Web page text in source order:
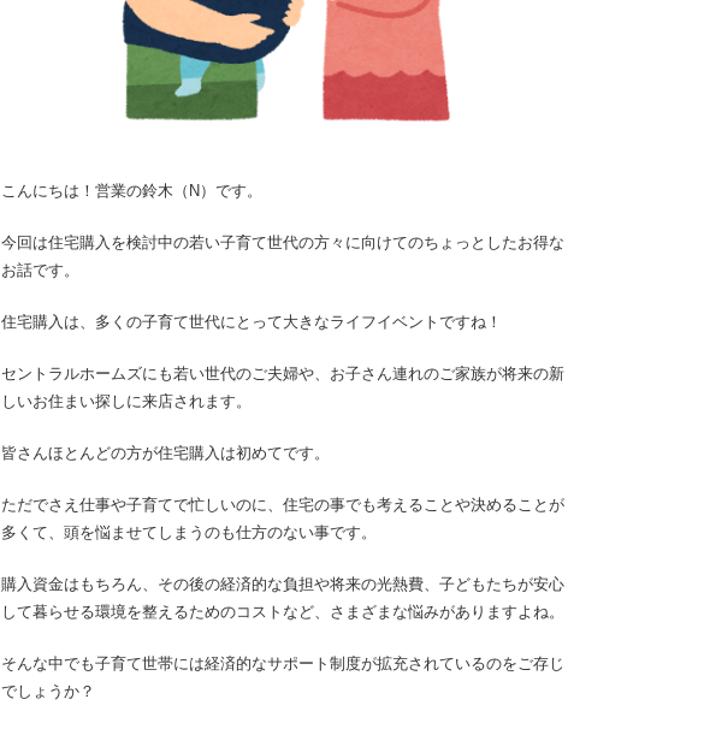
こんにちは！営業の鈴木（N）です。
今回は住宅購入を検討中の若い子育て世代の方々に向けてのちょっとしたお得な
お話です。
住宅購入は、多くの子育て世代にとって大きなライフイベントですね！
セントラルホームズにも若い世代のご夫婦や、お子さん連れのご家族が将来の新
しいお住まい探しに来店されます。
皆さんほとんどの方が住宅購入は初めてです。
ただでさえ仕事や子育てで忙しいのに、住宅の事でも考えることや決めることが
多くて、頭を悩ませてしまうのも仕方のない事です。
購入資金はもちろん、その後の経済的な負担や将来の光熱費、子どもたちが安心
して暮らせる環境を整えるためのコストなど、さまざまな悩みがありますよね。
そんな中でも子育て世帯には経済的なサポート制度が拡充されているのをご存じ
でしょうか？